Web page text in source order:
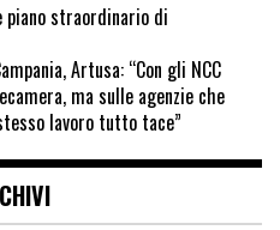
piano straordinario di
Artusa: “Con gli NCC
ma sulle agenzie che
lavoro tutto tace”